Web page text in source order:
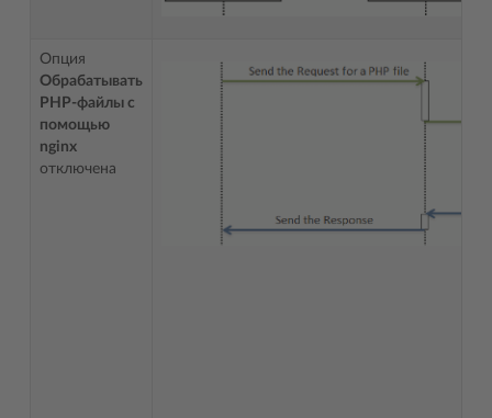
Опция
Обрабатывать
PHP-файлы с
помощью
nginx
отключена